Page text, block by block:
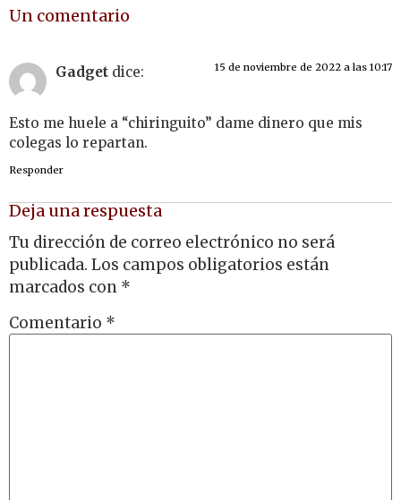
Un comentario
Gadget dice: 15 de noviembre de 2022 a las 10:17
Esto me huele a “chiringuito” dame dinero que mis
colegas lo repartan.
Responder
Deja una respuesta
Tu dirección de correo electrónico no será
publicada. Los campos obligatorios están
marcados con *
Comentario *